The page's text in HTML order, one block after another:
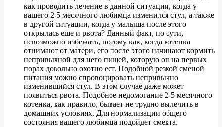
как проводить лечение в данной ситуации, когда у
вашего 2-5 месячного любимца изменился стул, а также
в другой ситуации, когда у малыша после этого
открылась еще и рвота? Данный факт, по сути,
невозможно избежать, потому как, когда котенка
отнимают от матери, его после этого начинают кормить
непривычной для него пищей, которую он на первых
порах довольно охотно ест. Подобной резкой сменой
питания можно спровоцировать непривычно
изменившийся стул. В этом случае даже может
появиться рвота. Подобное недомогание 2-5 месячного
котенка, как правило, бывает не трудно вылечить в
домашних условиях. Для нормализации общего
состояния вашего любимца подойдет смекта.